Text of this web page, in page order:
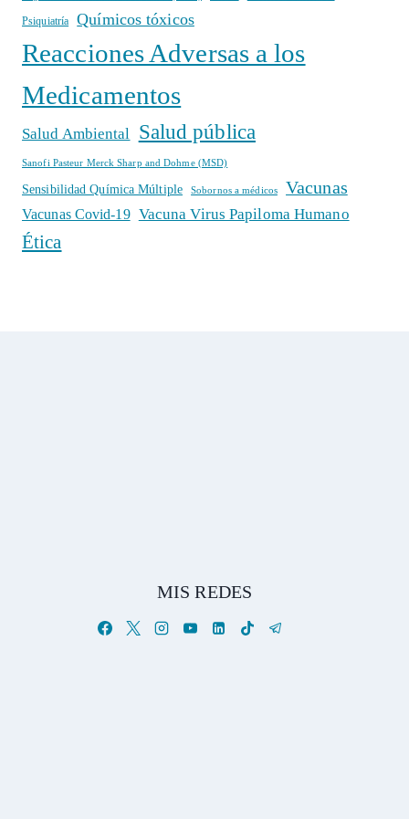
Psiquiatría Químicos tóxicos
Reacciones Adversas a los
Medicamentos
Salud Ambiental Salud pública
Sanofi Pasteur Merck Sharp and Dohme (MSD)
Sensibilidad Química Múltiple Sobornos a médicos Vacunas
Vacunas Covid-19 Vacuna Virus Papiloma Humano
Ética
MIS REDES